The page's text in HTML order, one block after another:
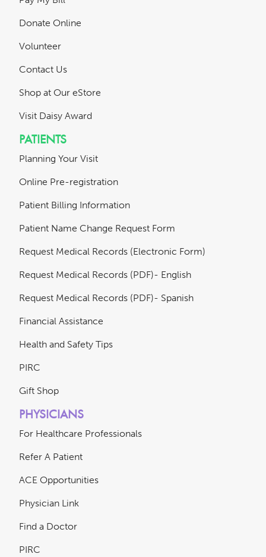
Donate Online
Volunteer
Contact Us
Shop at Our eStore
Visit Daisy Award
PATIENTS
Planning Your Visit
Online Pre-registration
Patient Billing Information
Patient Name Change Request Form
Request Medical Records (Electronic Form)
Request Medical Records (PDF)- English
Request Medical Records (PDF)- Spanish
Financial Assistance
Health and Safety Tips
PIRC
Gift Shop
PHYSICIANS
For Healthcare Professionals
Refer A Patient
ACE Opportunities
Physician Link
Find a Doctor
PIRC